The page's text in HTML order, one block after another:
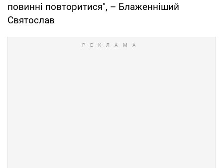
повинні повторитися", – Блаженніший
Святослав